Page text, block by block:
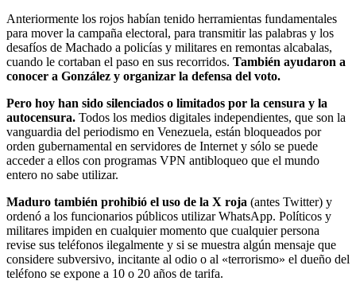
Anteriormente los rojos habían tenido herramientas fundamentales
para mover la campaña electoral, para transmitir las palabras y los
desafíos de Machado a policías y militares en remontas alcabalas,
cuando le cortaban el paso en sus recorridos. También ayudaron a
conocer a González y organizar la defensa del voto.
Pero hoy han sido silenciados o limitados por la censura y la
autocensura. Todos los medios digitales independientes, que son la
vanguardia del periodismo en Venezuela, están bloqueados por
orden gubernamental en servidores de Internet y sólo se puede
acceder a ellos con programas VPN antibloqueo que el mundo
entero no sabe utilizar.
Maduro también prohibió el uso de la X roja (antes Twitter) y
ordenó a los funcionarios públicos utilizar WhatsApp. Políticos y
militares impiden en cualquier momento que cualquier persona
revise sus teléfonos ilegalmente y si se muestra algún mensaje que
considere subversivo, incitante al odio o al «terrorismo» el dueño del
teléfono se expone a 10 o 20 años de tarifa.